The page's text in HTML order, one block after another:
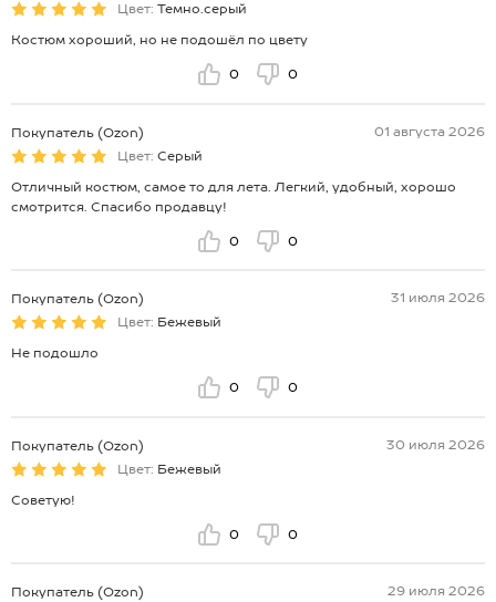
Цвет: Темно.серый
Костюм хороший, но не подошёл по цвету
0 0
Покупатель (Ozon)
01 августа 2026
Цвет: Серый
Отличный костюм, самое то для лета. Легкий, удобный, хорошо
смотрится. Спасибо продавцу!
0 0
Покупатель (Ozon)
31 июля 2026
Цвет: Бежевый
Не подошло
0 0
Покупатель (Ozon)
30 июля 2026
Цвет: Бежевый
Советую!
0 0
Покупатель (Ozon)
29 июля 2026